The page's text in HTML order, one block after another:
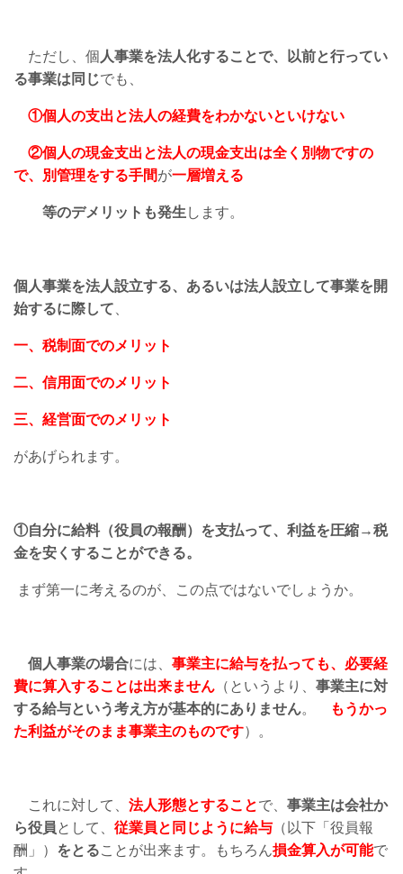
ただし、個 人事業を法人化することで、以前と行ってい
る事業は同じでも、
①個人の支出と法人の経費をわかないといけない
②個人の現金支出と法人の現金支出は全く別物ですの
で、別管理をする手間が一層増える
等のデメリットも発生 します。
個人事業を法人設立する、あるいは法人設立して事業を開
始するに際して
一、税制面でのメリット
二、信用面でのメリット
三、経営面でのメリット
があげられます。
①自分に給料（役員の報酬）を支払って、利益を圧縮→税
金を安くすることができる。
まず第一に考えるのが、この点ではないでしょうか。
個人事業の場合には、 事業主に給与を払っても、必要経
費に算入することは出来ません （というより、 事業主に対
する給与という考え方が基本的にありません。
もうかっ
た利益がそのまま事業主のものです）。
これに対して、 法人形態とすることで、 事業主は会社か
ら役員として、 従業員と同じように給与 （以下「役員報
酬」） をとることが出来ます。もちろん損金算入が可能で